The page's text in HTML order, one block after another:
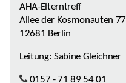
AHA-Elterntreff
Allee der Kosmonauten 77
12681 Berlin
Leitung: Sabine Gleichner
0157 - 71 89 54 01